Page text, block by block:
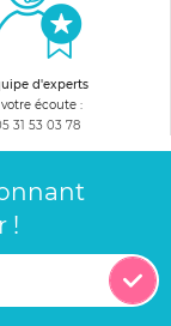
d'experts
écoute :
31 53 03 78
!